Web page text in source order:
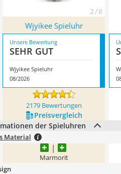
2 / 8
Wjyikee Spieluhr
Unsere Bewertung
SEHR GUT
Wjyikee Spieluhr
08/2026
2179 Bewertungen
Preis­vergleich
der Spieluhren
Material
Marmorit